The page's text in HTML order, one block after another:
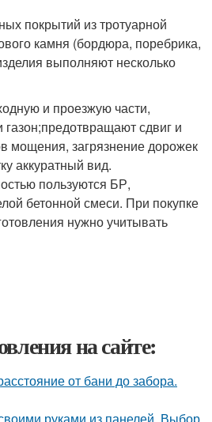
покрытий из тротуарной
камня (бордюра, поребрика,
выполняют несколько
и проезжую части,
сдвиг и
мощения, загрязнение дорожек
аккуратный вид.
пользуются БР,
бетонной смеси. При покупке
нужно учитывать
на сайте:
от бани до забора.